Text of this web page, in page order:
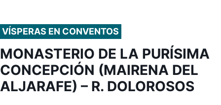
VÍSPERAS EN CONVENTOS
MONASTERIO DE LA PURÍSIMA
CONCEPCIÓN (MAIRENA DEL
ALJARAFE) – R. DOLOROSOS